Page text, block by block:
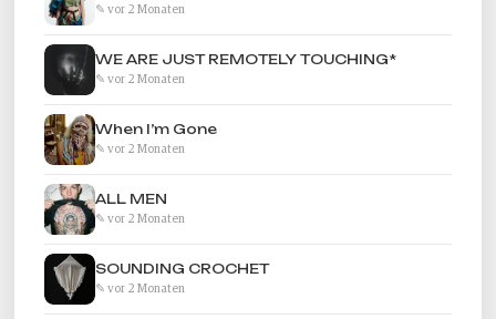
✎ vor 2 Monaten
WE ARE JUST REMOTELY TOUCHING*
✎ vor 2 Monaten
When I’m Gone
✎ vor 2 Monaten
ALL MEN
✎ vor 2 Monaten
SOUNDING CROCHET
✎ vor 2 Monaten